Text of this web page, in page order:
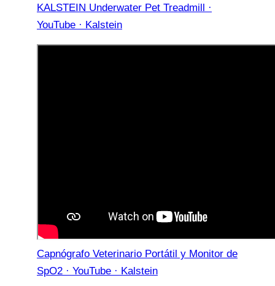
KALSTEIN Underwater Pet Treadmill ·
YouTube · Kalstein
Capnógrafo Veterinario Portátil y Monitor de
SpO2 · YouTube · Kalstein